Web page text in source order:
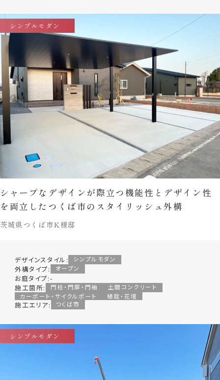
シンプルモダン
シャープなデザインが際立つ機能性とデザイン性
を両立したつくば市のスタイリッシュ外構
茨城県つくば市K様邸
デザインスタイル: シンプルモダン
外構タイプ: オープン
お庭タイプ:-
施工箇所:
門柱・門扉・門袖
土間コンクリート
カーポート・サイクルポート
植栽・花壇
施工エリア: つくば市
シンプルモダン